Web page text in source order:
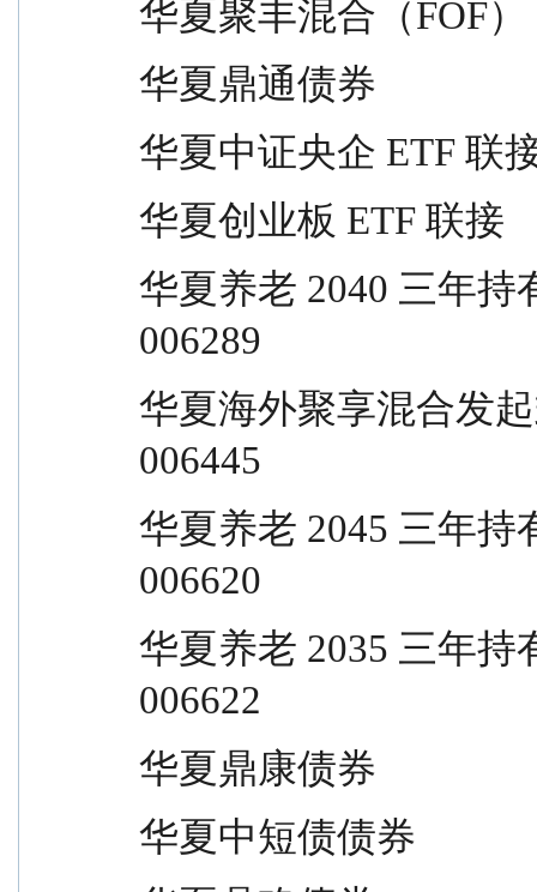
华夏聚丰混合（FOF）
华夏鼎通债券
华夏中证央企 ETF 联
华夏创业板 ETF 联接
华夏养老 2040 三年持
006289
华夏海外聚享混合发
006445
华夏养老 2045 三年持
006620
华夏养老 2035 三年持
006622
华夏鼎康债券
华夏中短债债券